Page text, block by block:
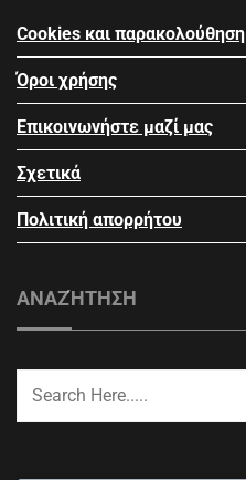
Cookies και παρακολούθηση
Όροι χρήσης
Επικοινωνήστε μαζί μας
Σχετικά
Πολιτική απορρήτου
ΑΝΑΖΉΤΗΣΗ